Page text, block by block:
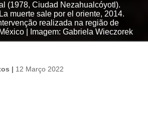
(1978, Ciudad Nezahualcóyotl).
muerte sale por el oriente, 2014.
realizada na região de
| Imagem: Gabriela Wieczorek
| 12 Março 2022